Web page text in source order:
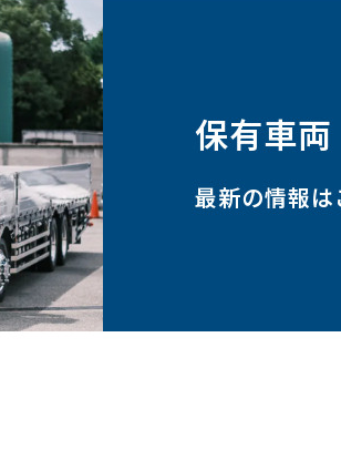
保有車両
最新の情報は